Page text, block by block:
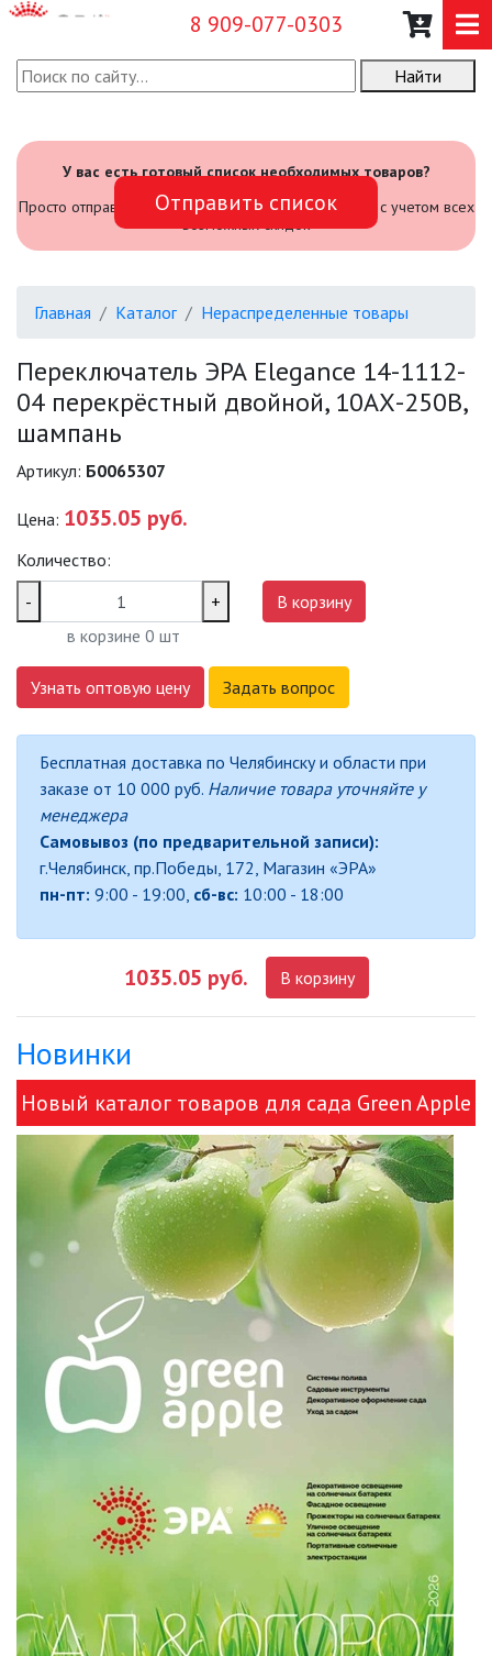
8 909-077-0303
О КОМПАНИИ
САДОВЫЙ ИНВЕНТАРЬ И
ИНСТРУМЕНТЫ
ОФИСНЫЕ ПОДВЕСНЫЕ
ПРОЖЕКТОРЫ
САДОВЫЕ СВЕТИЛЬНИКИ
СВЕТИЛЬНИКИ
СВЕТИЛЬНИКИ ДЛЯ РОСТА
РАСТЕНИЙ (ФИТОСВЕТИЛЬНИКИ)
АКСЕССУАРЫ ДЛЯ
ЭЛЕКТРОМОНТАЖА
БАКТЕРИЦИДНЫЕ ЛАМПЫ
ДАТЧИКИ ДВИЖЕНИЯ И
ДЕКОРАТИВНАЯ ПОДСВЕТКА
ИЗОЛЯЦИОННАЯ ЛЕНТА
ИНФРАКРАСНЫЕ ЛАМПЫ
ИСТОЧНИКИ СВЕТА
КАБЕЛЕНЕСУЩИЕ СИСТЕМЫ
КЛЕЙКИЕ ЛЕНТЫ
ЛЕНТЫ СВЕТОДИОДНЫЕ (LED
ЛЕНТЫ)
ЛИНЕЙНЫЕ СВЕТОДИОДНЫЕ
СВЕТИЛЬНИКИ
ЛЮСТРЫ
Найти
У вас есть готовый список необходимых товаров?
Просто отправьте его нам и мы посчитаем стоимость с учетом всех
возможных скидок
Отправить список
Главная Каталог Нераспределенные товары
Переключатель ЭРА Elegance 14-1112-
04 перекрёстный двойной, 10АХ-250В,
шампань
Артикул: Б0065307
Цена: 1035.05 руб.
Количество:
-
+
в корзине 0 шт
В корзину
Узнать оптовую цену Задать вопрос
Бесплатная доставка по Челябинску и области при
заказе от 10 000 руб. Наличие товара уточняйте у
менеджера
Самовывоз (по предварительной записи):
г.Челябинск, пр.Победы, 172, Магазин «ЭРА»
пн-пт: 9:00 - 19:00, сб-вс: 10:00 - 18:00
1035.05 руб. В корзину
Новинки
Новый каталог товаров для сада Green Apple
и ЭРА!